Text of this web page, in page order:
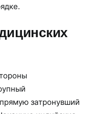
затронувший